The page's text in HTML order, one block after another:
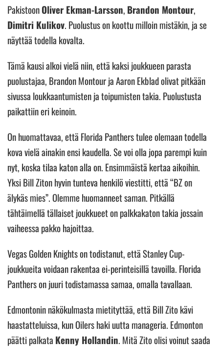
PakistoonOliver Ekman-Larsson, Brandon Montour,
Dimitri Kulikov. Puolustus on koottu milloin mistäkin, ja se
näyttää todella kovalta.
Tämä kausi alkoi vielä niin, että kaksi joukkueen parasta
puolustajaa, Brandon Montour ja Aaron Ekblad olivat pitkään
sivussa loukkaantumisten ja toipumisten takia. Puolustusta
paikattiin eri keinoin.
On huomattavaa, että Florida Panthers tulee olemaan todella
kova vielä ainakin ensi kaudella. Se voi olla jopa parempi kuin
nyt, koska tilaa katon alla on. Ensimmäistä kertaa aikoihin.
Yksi Bill Ziton hyvin tunteva henkilö viestitti, että “BZ on
älykäs mies”. Olemme huomanneet saman. Pitkällä
tähtäimellä tällaiset joukkueet on palkkakaton takia jossain
vaiheessa pakko hajoittaa.
Vegas Golden Knights on todistanut, että Stanley Cup-
joukkueita voidaan rakentaa ei-perinteisillä tavoilla. Florida
Panthers on juuri todistamassa samaa, omalla tavallaan.
Edmontonin näkökulmasta mietityttää, että Bill Zito kävi
haastatteluissa, kun Oilers haki uutta manageria. Edmonton
päätti palkata Kenny Hollandin. Mitä Zito olisi voinut saada